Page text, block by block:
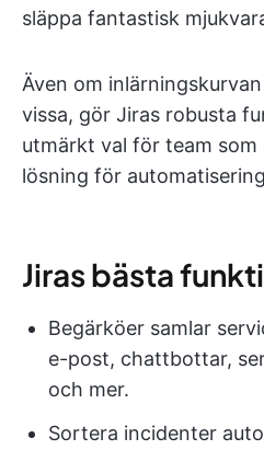
släppa fantastisk
Även om
vissa, gör Jiras robusta
utmärkt val för team
lösning för
Jiras bästa
Begärköer samlar
e-post, chattbottar,
och mer.
Sortera incidenter